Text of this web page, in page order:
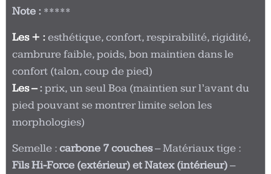
Note :*****
Les + :esthétique, confort, respirabilité, rigidité,
cambrure faible, poids, bon maintien dans le
confort (talon, coup de pied)
Les –:prix, un seul Boa (maintien sur l’avant du
pied pouvant se montrer limite selon les
morphologies)
Semelle :carbone 7 couches–Matériaux tige :
Fils Hi-Force (extérieur) et Natex (intérieur)–